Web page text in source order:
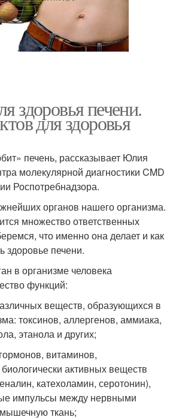
здоровья печени.
для здоровья
печень, рассказывает Юлия
молекулярной диагностики CMD
Роспотребнадзора.
органов нашего организма.
множество ответственных
что именно она делает и как
здоровье печени.
в организме человека
функций:
веществ, образующихся в
токсинов, аллергенов, аммиака,
этанола и других;
витаминов,
активных веществ
катехоламин, серотонин),
импульсы между нервными
ткань;